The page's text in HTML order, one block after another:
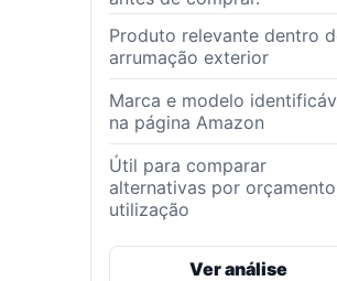
Produto relevante dentro
arrumação exterior
Marca e modelo
na página Amazon
Útil para comparar
alternativas por
utilização
Ver análise